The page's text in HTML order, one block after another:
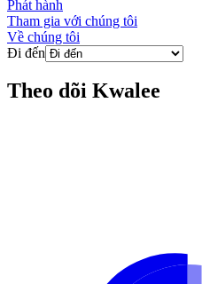
Phát hành
Tham gia với chúng tôi
Về chúng tôi
Đi đến
Theo dõi Kwalee